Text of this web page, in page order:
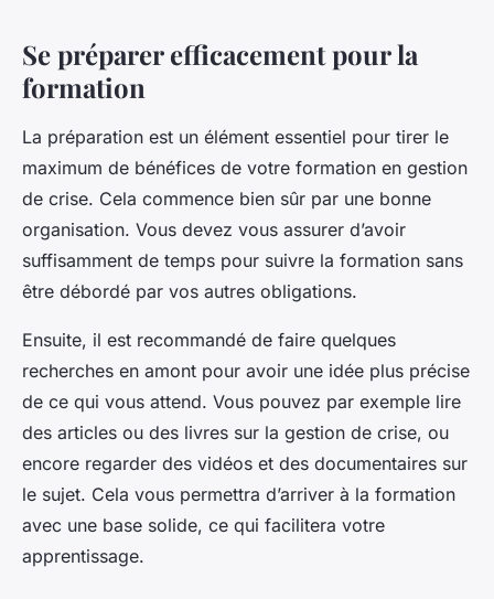
Se préparer efficacement pour la
formation
La préparation est un élément essentiel pour tirer le
maximum de bénéfices de votre formation en gestion
de crise. Cela commence bien sûr par une bonne
organisation. Vous devez vous assurer d’avoir
suffisamment de temps pour suivre la formation sans
être débordé par vos autres obligations.
Ensuite, il est recommandé de faire quelques
recherches en amont pour avoir une idée plus précise
de ce qui vous attend. Vous pouvez par exemple lire
des articles ou des livres sur la gestion de crise, ou
encore regarder des vidéos et des documentaires sur
le sujet. Cela vous permettra d’arriver à la formation
avec une base solide, ce qui facilitera votre
apprentissage.